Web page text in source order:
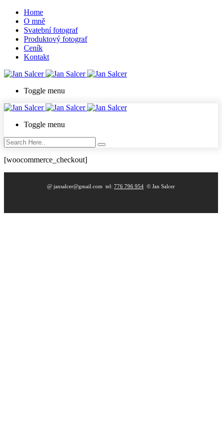
Home
O mně
Svatební fotograf
Produktový fotograf
Ceník
Kontakt
Toggle menu
Toggle menu
[woocommerce_checkout]
@ jansalcer@gmail.com tel: 776 796 954 © Jan Salcer